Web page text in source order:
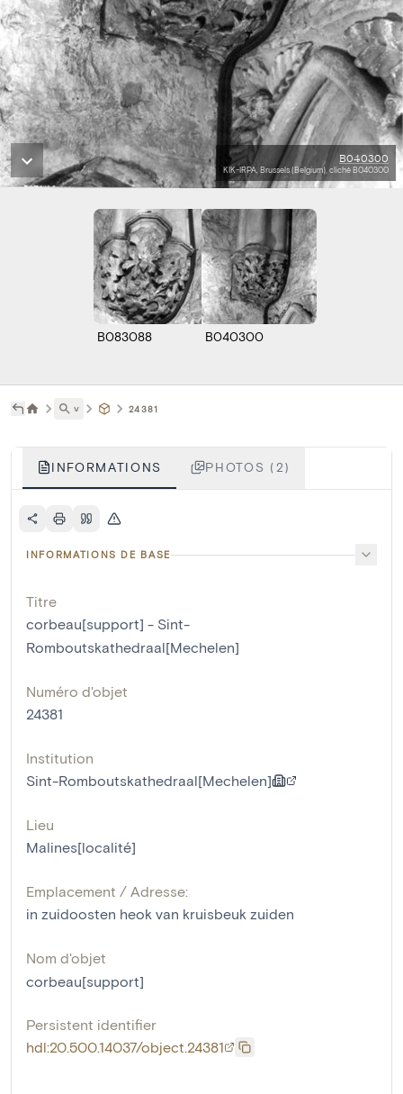
B040300
KIK-IRPA, Brussels (Belgium), cliché B040300
B083088 B040300
˅ 24381
INFORMATIONS PHOTOS (2)
INFORMATIONS DE BASE
Titre
corbeau[support] - Sint-
Romboutskathedraal[Mechelen]
Numéro d'objet
24381
Institution
Sint-Romboutskathedraal[Mechelen]
Lieu
Malines[localité]
Emplacement / Adresse:
in zuidoosten heok van kruisbeuk zuiden
Nom d'objet
corbeau[support]
Persistent identifier
hdl:20.500.14037/object.24381